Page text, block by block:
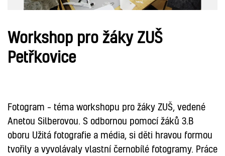
Workshop pro žáky ZUŠ
Petřkovice
Fotogram – téma workshopu pro žáky ZUŠ, vedené
Anetou Silberovou. S odbornou pomocí žáků 3.B
oboru Užitá fotografie a média, si děti hravou formou
tvořily a vyvolávaly vlastní černobílé fotogramy. Práce